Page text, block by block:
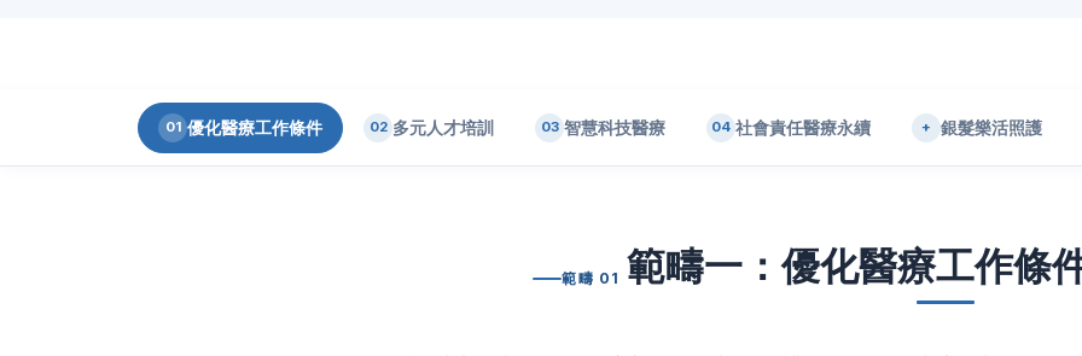
01 優化醫療工作條件 02 多元人才培訓 03 智慧科技醫療 04 社會責任醫療永續 + 銀髮樂活照護
範疇 01 範疇一：優化醫療工作條